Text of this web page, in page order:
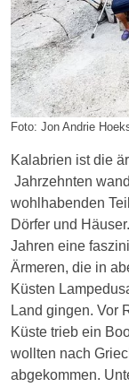
Foto: Jon Andrie
Kalabrien ist die
Jahrzehnten
wohlhabenden
Dörfer und
Jahren eine
Ärmeren, die in
Küsten
Land gingen. Vor
Küste trieb ein
wollten nach
abgekommen.